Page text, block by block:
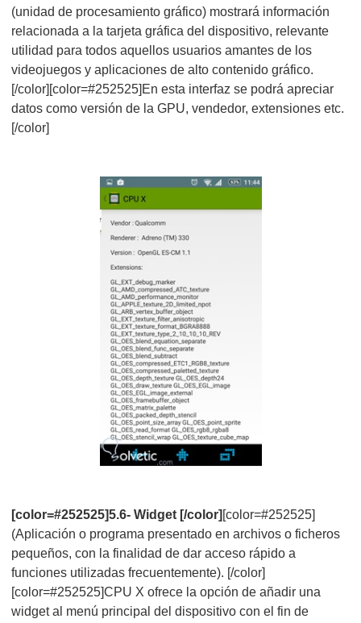
(unidad de procesamiento gráfico) mostrará información
relacionada a la tarjeta gráfica del dispositivo, relevante
utilidad para todos aquellos usuarios amantes de los
videojuegos y aplicaciones de alto contenido gráfico.
[/color][color=#252525]En esta interfaz se podrá apreciar
datos como versión de la GPU, vendedor, extensiones etc.
[/color]
[color=#252525]5.6- Widget [/color] [color=#252525]
(Aplicación o programa presentado en archivos o ficheros
pequeños, con la finalidad de dar acceso rápido a
funciones utilizadas frecuentemente). [/color]
[color=#252525]CPU X ofrece la opción de añadir una
widget al menú principal del dispositivo con el fin de